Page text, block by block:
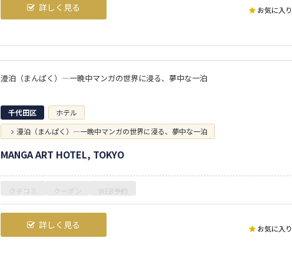
お気に入り
詳しく見る
漫泊（まんぱく）—一晩中マンガの世界に浸る、夢中な一泊
千代田区
ホテル
漫泊（まんぱく）—一晩中マンガの世界に浸る、夢中な一泊
お気に入り
MANGA ART HOTEL, TOKYO
クチコミ クーポン WEB予約
詳しく見る